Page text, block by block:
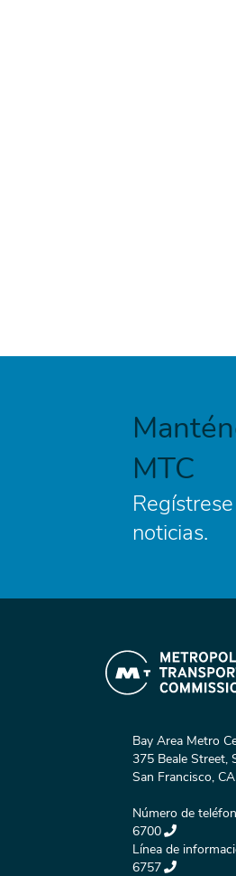
MTC
noticias.
Bay Area Metro
375 Beale Street,
San Francisco,
Número de
6700
Línea de
6757